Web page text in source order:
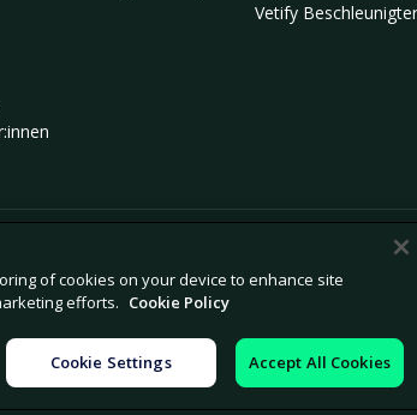
Vetify
Hinweis bei der Erfassung | |
of cookies on your device to enhance site
efforts. Cookie Policy
Cookie Settings Accept All Cookies